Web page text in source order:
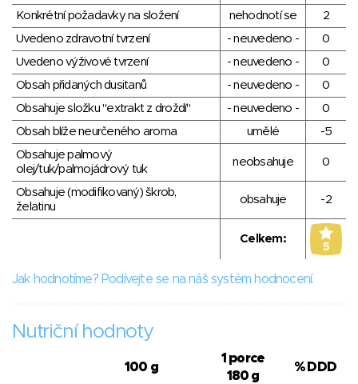
Konkrétní požadavky na složení nehodnotí se
2
Uvedeno zdravotní tvrzení
- neuvedeno -
0
Uvedeno výživové tvrzení
- neuvedeno -
0
Obsah přidaných dusitanů
- neuvedeno -
0
Obsahuje složku "extrakt z droždí"
- neuvedeno -
0
Obsah blíže neurčeného aroma
umělé
-5
Obsahuje palmový
olej/tuk/palmojádrový tuk
neobsahuje 0
Obsahuje (modifikovaný) škrob,
želatinu
obsahuje -2
Celkem:
5
Jak hodnotíme? Podívejte se na náš systém hodnocení.
Nutriční hodnoty
100 g
1 porce
180 g
% DDD